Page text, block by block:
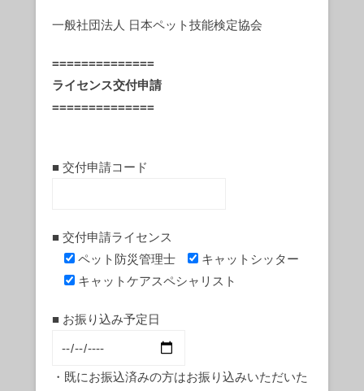
一般社団法人 日本ペット技能検定協会
==============
ライセンス交付申請
==============
■ 交付申請コード
■ 交付申請ライセンス
ペット防災管理士
キャットシッター
キャットケアスペシャリスト
■ お振り込み予定日
・既にお振込済みの方はお振り込みいただいた